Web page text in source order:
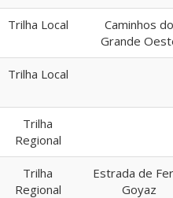
Trilha Local
Caminhos do
Grande
Trilha Local
Trilha
Regional
Trilha
Regional
Estrada de
Goyaz